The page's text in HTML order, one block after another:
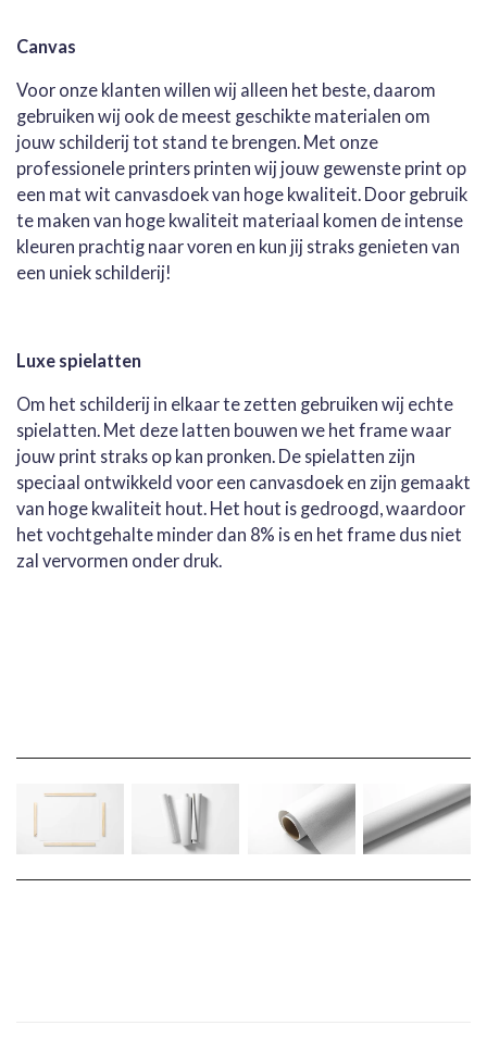
Canvas
Voor onze klanten willen wij alleen het beste, daarom
gebruiken wij ook de meest geschikte materialen om
jouw schilderij tot stand te brengen. Met onze
professionele printers printen wij jouw gewenste print op
een mat wit canvasdoek van hoge kwaliteit. Door gebruik
te maken van hoge kwaliteit materiaal komen de intense
kleuren prachtig naar voren en kun jij straks genieten van
een uniek schilderij!
Luxe spielatten
Om het schilderij in elkaar te zetten gebruiken wij echte
spielatten. Met deze latten bouwen we het frame waar
jouw print straks op kan pronken. De spielatten zijn
speciaal ontwikkeld voor een canvasdoek en zijn gemaakt
van hoge kwaliteit hout. Het hout is gedroogd, waardoor
het vochtgehalte minder dan 8% is en het frame dus niet
zal vervormen onder druk.